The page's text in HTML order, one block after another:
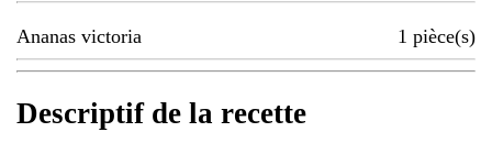
Ananas victoria 1 pièce(s)
Descriptif de la recette